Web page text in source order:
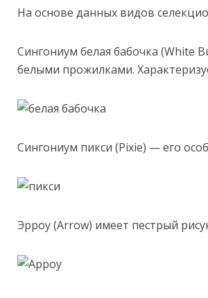
На основе данных видов
Сингониум белая бабочка (White
белыми прожилками.
Сингониум пикси (Pixie) — его
Эрроу (Arrow) имеет пестрый